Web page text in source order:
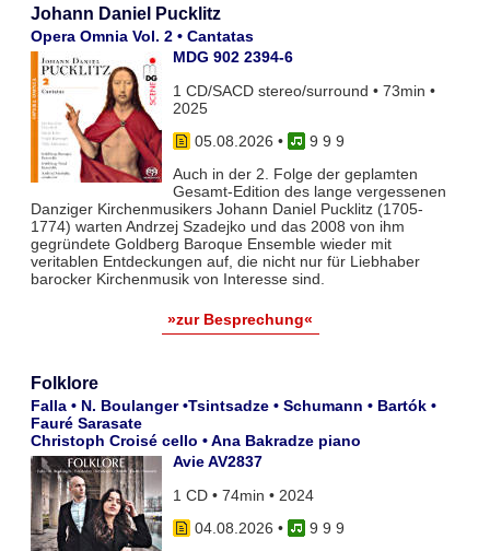
Johann Daniel Pucklitz
Opera Omnia Vol. 2 • Cantatas
MDG 902 2394-6
1 CD/SACD stereo/surround • 73min •
2025
05.08.2026 •
9 9 9
Auch in der 2. Folge der geplamten
Gesamt-Edition des lange vergessenen
Danziger Kirchenmusikers Johann Daniel Pucklitz (1705-
1774) warten Andrzej Szadejko und das 2008 von ihm
gegründete Goldberg Baroque Ensemble wieder mit
veritablen Entdeckungen auf, die nicht nur für Liebhaber
barocker Kirchenmusik von Interesse sind.
»zur Besprechung«
Folklore
Falla • N. Boulanger •Tsintsadze • Schumann • Bartók •
Fauré Sarasate
Christoph Croisé cello • Ana Bakradze piano
Avie AV2837
1 CD • 74min • 2024
04.08.2026 •
9 9 9